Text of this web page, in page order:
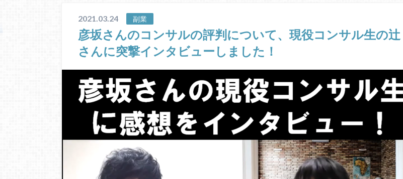
2021.03.24 副業
彦坂さんのコンサルの評判について、現役コンサル生の辻
さんに突撃インタビューしました！